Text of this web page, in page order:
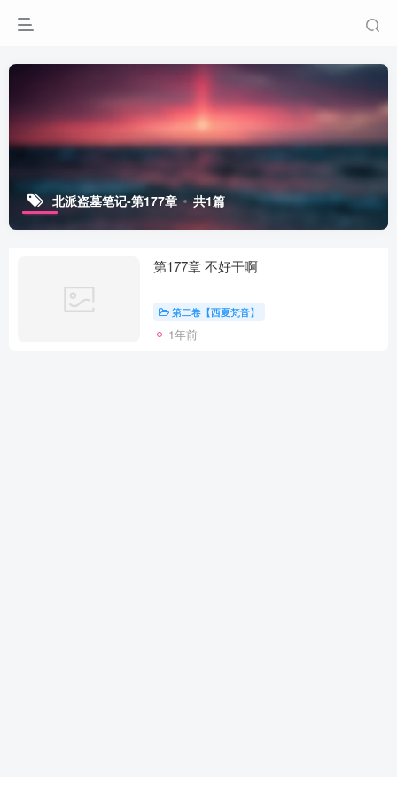
北派盗墓笔记-第177章 共1篇
第177章 不好干啊
第二卷【西夏梵音】
1年前